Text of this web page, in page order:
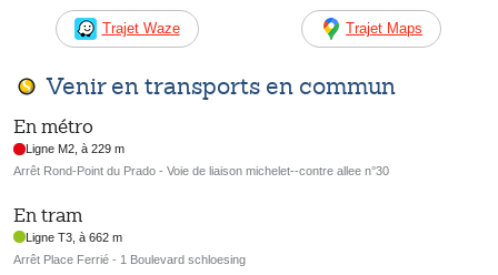
Trajet Waze Trajet Maps
Venir en transports en commun
En métro
Ligne M2, à 229 m
Arrêt Rond-Point du Prado - Voie de liaison michelet--contre allee n°30
En tram
Ligne T3, à 662 m
Arrêt Place Ferrié - 1 Boulevard schloesing